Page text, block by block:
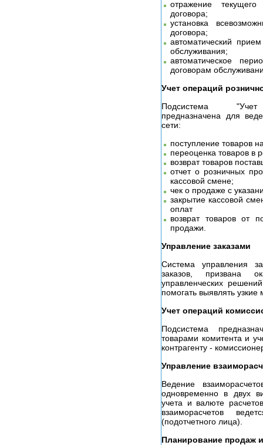
отражение
договора;
установка
договора;
автоматический
обслуживания;
автоматическое
договорам
Учет операций
Подсистема "Учет
предназначена для
сети:
поступление товаров
переоценка товаров в
возврат товаров
отчет о розничных
кассовой смене;
чек о продаже с
закрытие кассовой
оплат
возврат товаров от
продажи.
Управление заказами
Система управления
заказов, призвана
управленческих
помогать выявлять узкие
Учет операций
Подсистема
товарами комитента и
контрагенту -
Управление
Ведение
одновременно в двух
учета и валюте
взаиморасчетов
(подотчетного лица).
Планирование продаж и